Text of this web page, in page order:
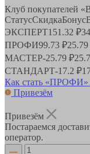
Клуб покупателей
СтатусСкидкаБонус
ЭКСПЕРТ151.32 ₽
ПРОФИ99.73 ₽
МАСТЕР-25.79 ₽
СТАНДАРТ-17.2 ₽
Как стать «ПРОФИ»
Привезём
Привезём
Постараемся
оператор.